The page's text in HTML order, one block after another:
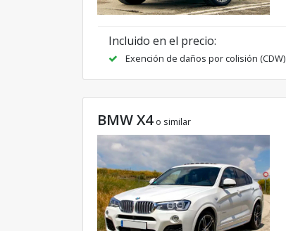
Incluido en el precio:
Exención de daños por colisión (CDW)
BMW X4 o similar